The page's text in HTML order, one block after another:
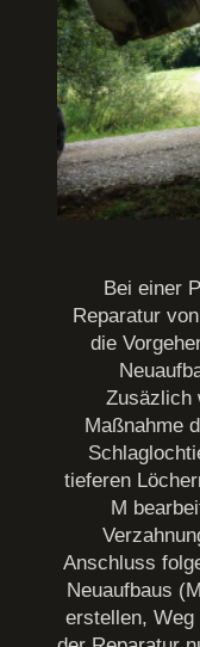
Bei einer
Reparatur
die
Zusäzlich
Maßnahme
tieferen
M
Anschluss
Neuaufbaus
erstellen,